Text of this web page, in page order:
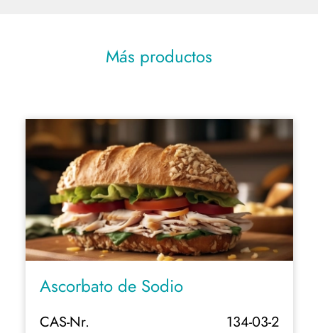
Más productos
Ascorbato de Sodio
CAS-Nr.
134-03-2